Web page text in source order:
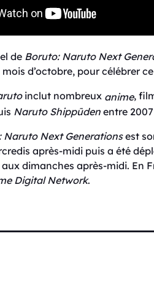
de Boruto: Naruto Next
d’octobre, pour célébrer
inclut nombreux anime,
Naruto Shippūden entre 2007
Naruto Next Generationsest
après-midi puis a été
aux dimanches après-midi. En
Digital Network.